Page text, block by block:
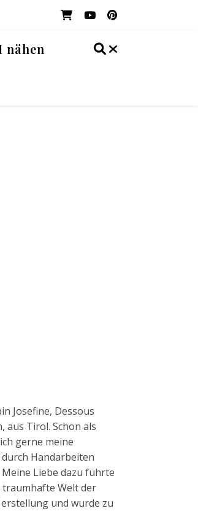
nähen
Josefine, Dessous
aus Tirol. Schon als
gerne meine
Handarbeiten
Liebe dazu führte
traumhafte Welt der
und wurde zu